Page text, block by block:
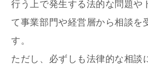
行う上で発生する法的な問題や
て事業部門や経営層から相談を
す。
ただし、必ずしも法律的な相談